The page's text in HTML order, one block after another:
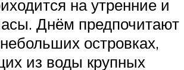
на утренние и
Днём предпочитают
островках,
из воды крупных